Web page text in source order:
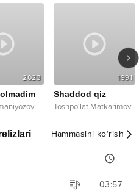
2023 1991
Shaddod qiz
Toshpo'lat Matkarimov
Hammasini ko‘rish
03:57